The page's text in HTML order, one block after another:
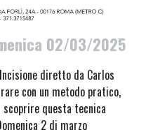
02/03/2025
diretto da Carlos
con un metodo pratico,
questa tecnica
2 di marzo